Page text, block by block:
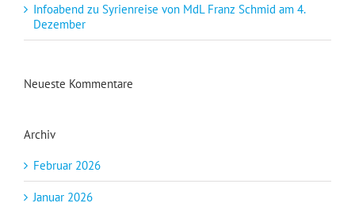
Infoabend zu Syrienreise von MdL Franz Schmid am 4.
Dezember
Neueste Kommentare
Archiv
Februar 2026
Januar 2026